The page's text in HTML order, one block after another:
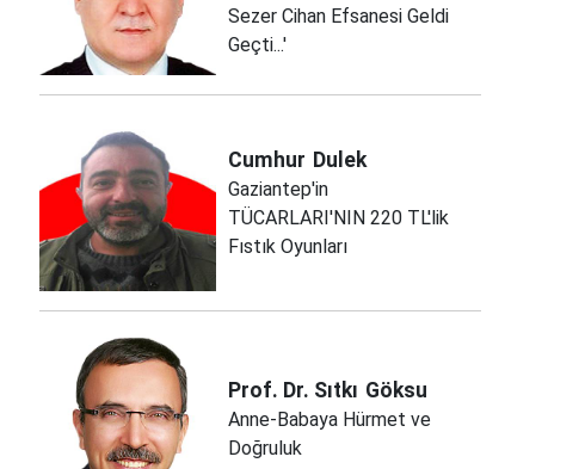
Sezer Cihan Efsanesi Geldi
Geçti...'
Cumhur Dulek
Gaziantep'in
TÜCARLARI'NIN 220 TL'lik
Fıstık Oyunları
Prof. Dr. Sıtkı Göksu
Anne-Babaya Hürmet ve
Doğruluk